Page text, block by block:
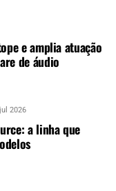
puderam
diferentes
para
de
e amplia atuação
de áudio
2026
a linha que